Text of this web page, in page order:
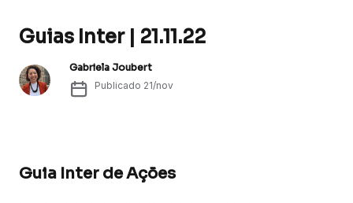
Guias Inter | 21.11.22
Gabriela Joubert
Publicado 21/nov
Guia Inter de Ações